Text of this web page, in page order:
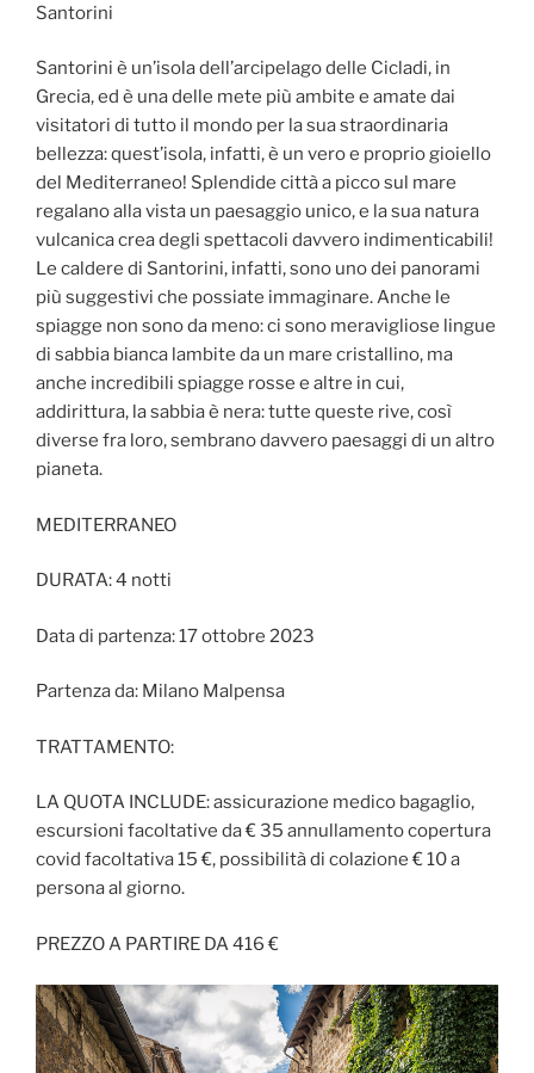
Santorini
Santorini è un’isola dell’arcipelago delle Cicladi, in
Grecia, ed è una delle mete più ambite e amate dai
visitatori di tutto il mondo per la sua straordinaria
bellezza: quest’isola, infatti, è un vero e proprio gioiello
del Mediterraneo! Splendide città a picco sul mare
regalano alla vista un paesaggio unico, e la sua natura
vulcanica crea degli spettacoli davvero indimenticabili!
Le caldere di Santorini, infatti, sono uno dei panorami
più suggestivi che possiate immaginare. Anche le
spiagge non sono da meno: ci sono meravigliose lingue
di sabbia bianca lambite da un mare cristallino, ma
anche incredibili spiagge rosse e altre in cui,
addirittura, la sabbia è nera: tutte queste rive, così
diverse fra loro, sembrano davvero paesaggi di un altro
pianeta.
MEDITERRANEO
DURATA: 4 notti
Data di partenza: 17 ottobre 2023
Partenza da: Milano Malpensa
TRATTAMENTO:
LA QUOTA INCLUDE: assicurazione medico bagaglio,
escursioni facoltative da € 35 annullamento copertura
covid facoltativa 15 €, possibilità di colazione € 10 a
persona al giorno.
PREZZO A PARTIRE DA 416 €